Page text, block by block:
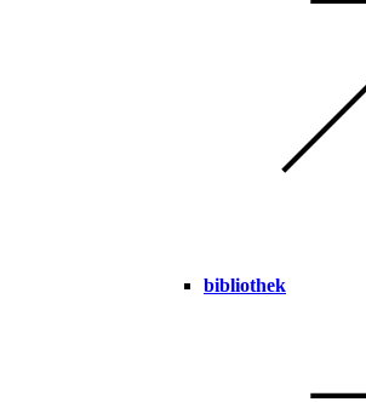
bibliothek